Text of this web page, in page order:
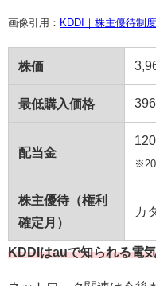
画像引用： KDDI｜株主優待制度
株価
最低購入価格
配当金
株主優待（権利
確定月）
カ
KDDIはauで知られる電